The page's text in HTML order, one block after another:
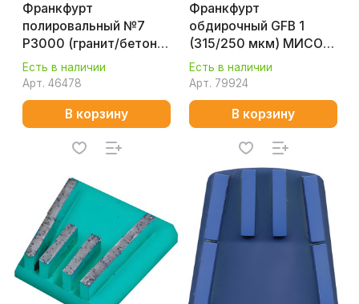
Франкфурт
полировальный №7
P3000 (гранит/бетон)
Splitstone 110447
Есть в наличии
Арт. 46478
В корзину
Франкфурт
обдирочный GFB 1
(315/250 мкм) МИСОМ
D0J2MS100000003
Есть в наличии
Арт. 79924
В корзину